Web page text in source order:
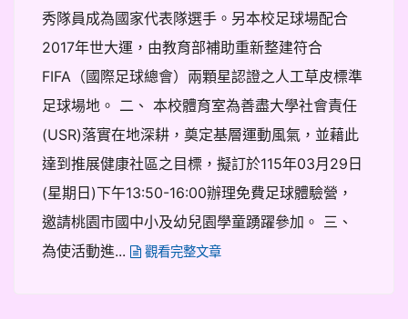
秀隊員成為國家代表隊選手。另本校足球場配合
2017年世大運，由教育部補助重新整建符合
FIFA（國際足球總會）兩顆星認證之人工草皮標準
足球場地。 二、 本校體育室為善盡大學社會責任
(USR)落實在地深耕，奠定基層運動風氣，並藉此
達到推展健康社區之目標，擬訂於115年03月29日
(星期日)下午13:50-16:00辦理免費足球體驗營，
邀請桃園市國中小及幼兒園學童踴躍參加。 三、
為使活動進...
觀看完整文章